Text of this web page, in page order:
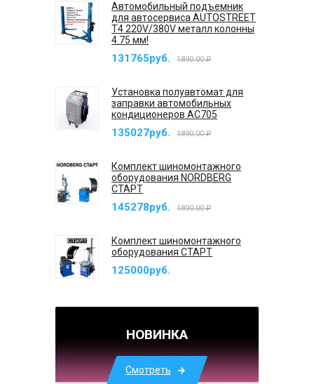
Автомобильный подъемник
для автосервиса AUTOSTREET
T4 220V/380V металл колонны
4.75 мм!
131765руб. 1890.00 ₽
Установка полуавтомат для
заправки автомобильных
кондиционеров AC705
135027руб. 1890.00 ₽
Комплект шиномонтажного
оборудования NORDBERG
СТАРТ
145278руб. 1890.00 ₽
Комплект шиномонтажного
оборудования СТАРТ
125000руб.
НОВИНКА
Смотреть